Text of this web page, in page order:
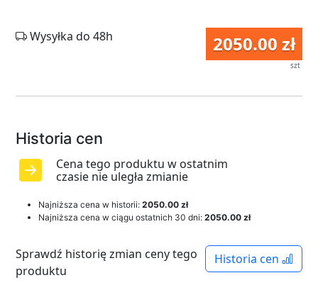
2050.00 zł
szt
Wysyłka do 48h
Historia cen
Cena tego produktu w ostatnim
czasie nie uległa zmianie
Najniższa cena w historii: 2050.00 zł
Najniższa cena w ciągu ostatnich 30 dni: 2050.00 zł
Historia cen
Sprawdź historię zmian ceny tego
produktu